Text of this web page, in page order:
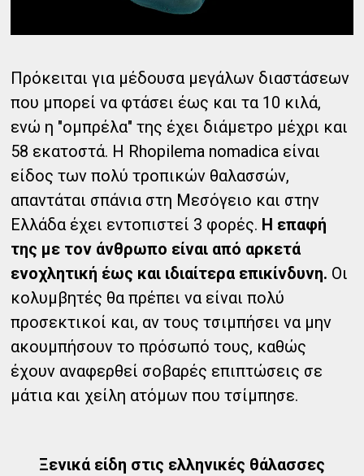
Πρόκειται για μέδουσα μεγάλων διαστάσεων
που μπορεί να φτάσει έως και τα 10 κιλά,
ενώ η "ομπρέλα" της έχει διάμετρο μέχρι και
58 εκατοστά. H Rhopilema nomadica είναι
είδος των πολύ τροπικών θαλασσών,
απαντάται σπάνια στη Μεσόγειο και στην
Ελλάδα έχει εντοπιστεί 3 φορές. Η επαφή
της με τον άνθρωπο είναι από αρκετά
ενοχλητική έως και ιδιαίτερα επικίνδυνη. Οι
κολυμβητές θα πρέπει να είναι πολύ
προσεκτικοί και, αν τους τσιμπήσει να μην
ακουμπήσουν το πρόσωπό τους, καθώς
έχουν αναφερθεί σοβαρές επιπτώσεις σε
μάτια και χείλη ατόμων που τσίμπησε.
Ξενικά είδη στις ελληνικές θάλασσες